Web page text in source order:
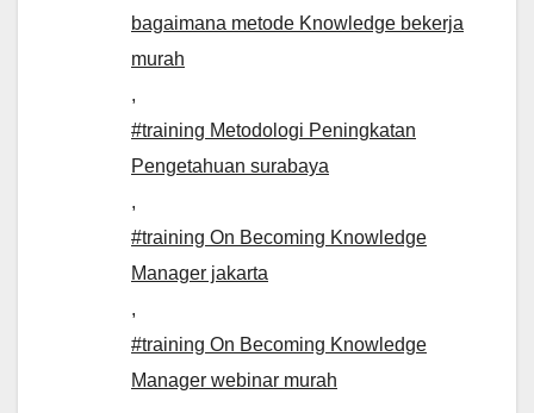
bagaimana metode Knowledge bekerja
murah
,
#training Metodologi Peningkatan
Pengetahuan surabaya
,
#training On Becoming Knowledge
Manager jakarta
,
#training On Becoming Knowledge
Manager webinar murah